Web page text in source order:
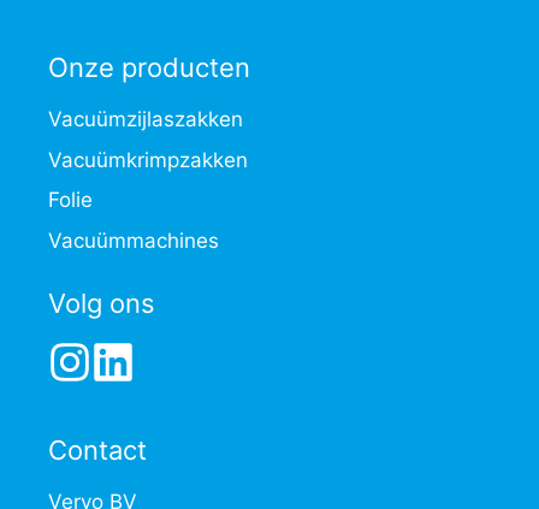
Onze producten
Vacuüm­zijlaszakken
Vacuüm­krimpzakken
Folie
Vacuüm­machines
Volg ons
Contact
Vervo BV